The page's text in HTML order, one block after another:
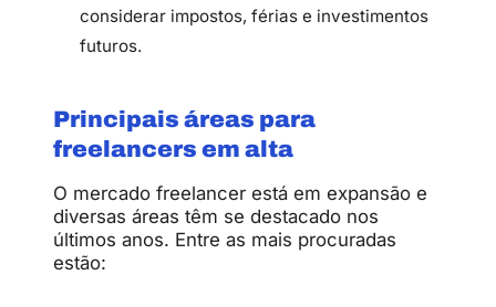
considerar impostos, férias e investimentos
futuros.
Principais áreas para
freelancers em alta
O mercado freelancer está em expansão e
diversas áreas têm se destacado nos
últimos anos. Entre as mais procuradas
estão: